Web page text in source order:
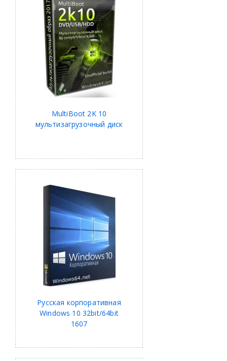
MultiBoot 2K 10
мультизагрузочный диск
Русская корпоративная
Windows 10 32bit/64bit
1607